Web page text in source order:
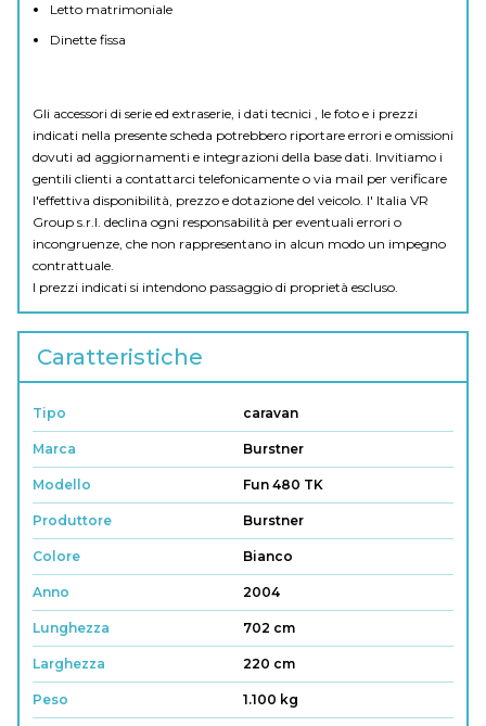
Letto matrimoniale
Dinette fissa
Gli accessori di serie ed extraserie, i dati tecnici , le foto e i prezzi
indicati nella presente scheda potrebbero riportare errori e omissioni
dovuti ad aggiornamenti e integrazioni della base dati. Invitiamo i
gentili clienti a contattarci telefonicamente o via mail per verificare
l'effettiva disponibilità, prezzo e dotazione del veicolo. I' Italia VR
Group s.r.l. declina ogni responsabilità per eventuali errori o
incongruenze, che non rappresentano in alcun modo un impegno
contrattuale.
I prezzi indicati si intendono passaggio di proprietà escluso.
Caratteristiche
Tipo caravan
Marca Burstner
Modello Fun 480 TK
Produttore Burstner
Colore Bianco
Anno 2004
Lunghezza 702 cm
Larghezza 220 cm
Peso 1.100 kg